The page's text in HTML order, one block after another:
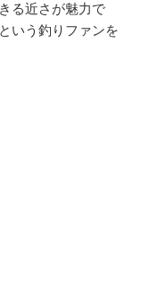
る近さが魅力で
いう釣りファンを